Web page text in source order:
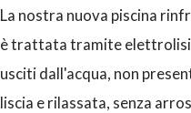
La nostra nuova piscina
è trattata tramite elettrolisi
usciti dall'acqua, non
liscia e rilassata, senza